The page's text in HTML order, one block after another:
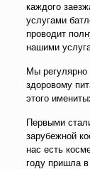
каждого
услугами
проводит
нашими
Мы регулярно
здоровому
этого
Первыми
зарубежной
нас есть
году пришла